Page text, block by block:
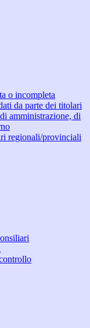
o incompleta
da parte dei titolari
amministrazione, di
regionali/provinciali